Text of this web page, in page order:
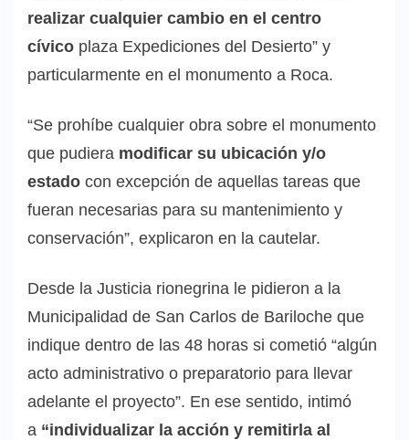
realizar cualquier cambio en el centro
cívico plaza Expediciones del Desierto” y
particularmente en el monumento a Roca.
“Se prohíbe cualquier obra sobre el monumento
que pudiera modificar su ubicación y/o
estado con excepción de aquellas tareas que
fueran necesarias para su mantenimiento y
conservación”, explicaron en la cautelar.
Desde la Justicia rionegrina le pidieron a la
Municipalidad de San Carlos de Bariloche que
indique dentro de las 48 horas si cometió “algún
acto administrativo o preparatorio para llevar
adelante el proyecto”. En ese sentido, intimó
a “individualizar la acción y remitirla al